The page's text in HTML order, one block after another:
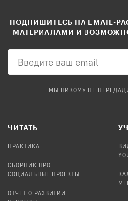
ПОДПИШИТЕСЬ НА EMAIL-
МАТЕРИАЛАМИ И
МЫ НИКОМУ НЕ
ЧИТАТЬ
ПРАКТИКА
СБОРНИК ПРО
СОЦИАЛЬНЫЕ ПРОЕКТЫ
ОТЧЕТ О РАЗВИТИИ